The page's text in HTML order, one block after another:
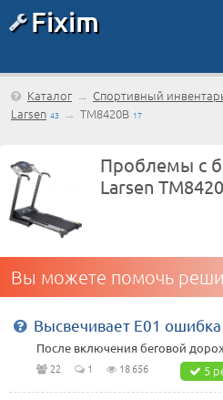
Fixim
Каталог → Спортивный
Larsen 43 → TM8420B 17
Проблемы с
Larsen
Вы можете помочь
Высвечивает Е01 ошибка
После включения беговой
22 1 18 656 5